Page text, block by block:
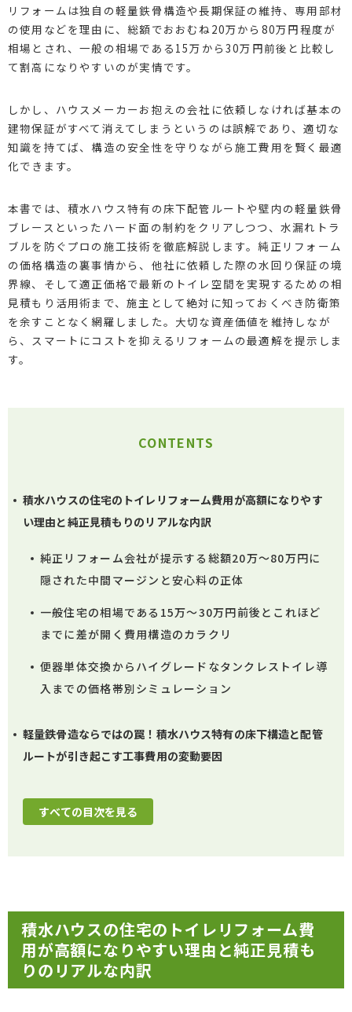
リフォームは独自の軽量鉄骨構造や長期保証の維持、専用部材
の使用などを理由に、総額でおおむね20万から80万円程度が
相場とされ、一般の相場である15万から30万円前後と比較し
て割高になりやすいのが実情です。
しかし、ハウスメーカーお抱えの会社に依頼しなければ基本の
建物保証がすべて消えてしまうというのは誤解であり、適切な
知識を持てば、構造の安全性を守りながら施工費用を賢く最適
化できます。
本書では、積水ハウス特有の床下配管ルートや壁内の軽量鉄骨
ブレースといったハード面の制約をクリアしつつ、水漏れトラ
ブルを防ぐプロの施工技術を徹底解説します。純正リフォーム
の価格構造の裏事情から、他社に依頼した際の水回り保証の境
界線、そして適正価格で最新のトイレ空間を実現するための相
見積もり活用術まで、施主として絶対に知っておくべき防衛策
を余すことなく網羅しました。大切な資産価値を維持しなが
ら、スマートにコストを抑えるリフォームの最適解を提示しま
す。
CONTENTS
積水ハウスの住宅のトイレリフォーム費用が高額になりやす
い理由と純正見積もりのリアルな内訳
純正リフォーム会社が提示する総額20万〜80万円に
隠された中間マージンと安心料の正体
一般住宅の相場である15万〜30万円前後とこれほど
までに差が開く費用構造のカラクリ
便器単体交換からハイグレードなタンクレストイレ導
入までの価格帯別シミュレーション
軽量鉄骨造ならではの罠！積水ハウス特有の床下構造と配管
ルートが引き起こす工事費用の変動要因
すべての目次を見る
積水ハウスの住宅のトイレリフォーム費
用が高額になりやすい理由と純正見積も
りのリアルな内訳